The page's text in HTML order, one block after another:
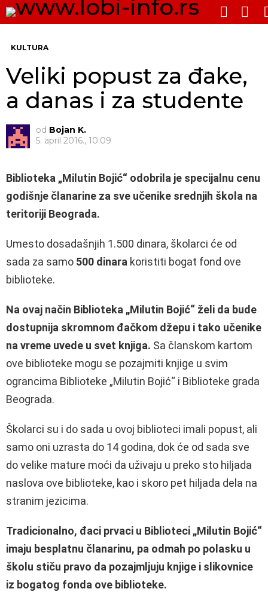
SWITCH
SKIN
KULTURA
Veliki popust za đake,
a danas i za studente
od Bojan K.
5. april 2016., 10:09
Biblioteka „Milutin Bojić“ odobrila je specijalnu cenu
godišnje članarine za sve učenike srednjih škola na
teritoriji Beograda.
Umesto dosadašnjih 1.500 dinara, školarci će od
sada za samo 500 dinara koristiti bogat fond ove
biblioteke.
Na ovaj način Biblioteka „Milutin Bojić“ želi da bude
dostupnija skromnom đačkom džepu i tako učenike
na vreme uvede u svet knjiga. Sa članskom kartom
ove biblioteke mogu se pozajmiti knjige u svim
ograncima Biblioteke „Milutin Bojić“ i Biblioteke grada
Beograda.
Školarci su i do sada u ovoj biblioteci imali popust, ali
samo oni uzrasta do 14 godina, dok će od sada sve
do velike mature moći da uživaju u preko sto hiljada
naslova ove biblioteke, kao i skoro pet hiljada dela na
stranim jezicima.
Tradicionalno, đaci prvaci u Biblioteci „Milutin Bojić“
imaju besplatnu članarinu, pa odmah po polasku u
školu stiču pravo da pozajmljuju knjige i slikovnice
iz bogatog fonda ove biblioteke.